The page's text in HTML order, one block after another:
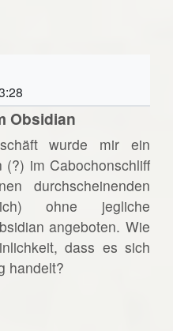
Obsidian
wurde mir ein
im Cabochonschliff
durchscheinenden
ohne jegliche
angeboten. Wie
dass es sich
handelt?